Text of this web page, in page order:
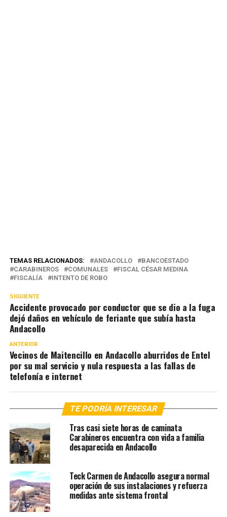
TEMAS RELACIONADOS: ANDACOLLO
BANCOESTADO
CARABINEROS
COMUNALES
FISCAL CÉSAR MEDINA
FISCALÍA
INTENTO DE ROBO
SIGUIENTE
Accidente provocado por conductor que se dio a la fuga
dejó daños en vehículo de feriante que subía hasta
Andacollo
ANTERIOR
Vecinos de Maitencillo en Andacollo aburridos de Entel
por su mal servicio y nula respuesta a las fallas de
telefonía e internet
TE PODRÍA INTERESAR
Tras casi siete horas de caminata
Carabineros encuentra con vida a familia
desaparecida en Andacollo
Teck Carmen de Andacollo asegura normal
operación de sus instalaciones y refuerza
medidas ante sistema frontal